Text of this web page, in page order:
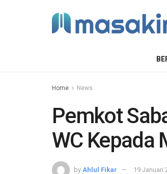
Home News
Pemkot
WC Kepada
by Ahlul Fikar 19 Januari